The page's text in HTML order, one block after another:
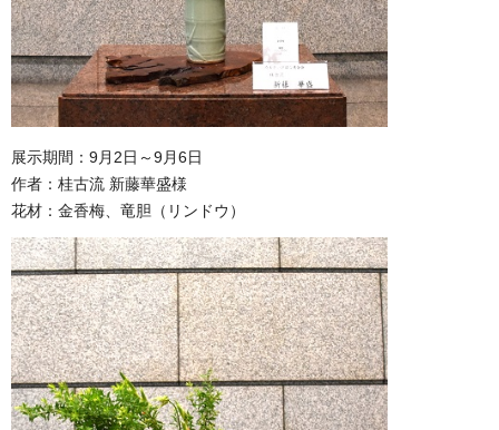
展示期間：9月2日～9月6日
作者：桂古流 新藤華盛様
花材：金香梅、竜胆（リンドウ）